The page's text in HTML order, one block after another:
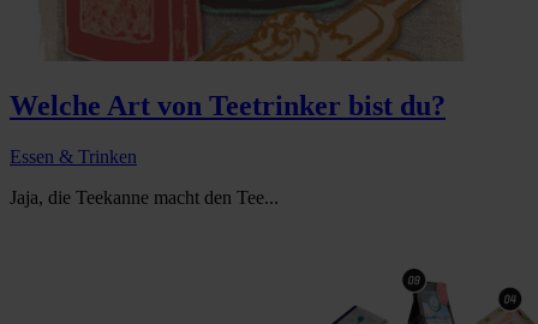
Welche Art von Teetrinker bist du?
Essen & Trinken
Jaja, die Teekanne macht den Tee...